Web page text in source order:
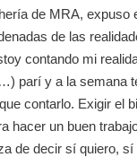
de MRA, expuso
de las
contando mi
parí y a la semana
contarlo. Exigir el
hacer un buen
de decir sí quiero,